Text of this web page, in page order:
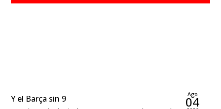
Sergio Mansergas Ago
04
Y el Barça sin 9